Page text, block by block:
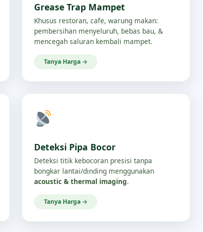
Grease Trap Mampet
Khusus restoran, cafe, warung makan:
pembersihan menyeluruh, bebas bau, &
mencegah saluran kembali mampet.
Tanya Harga →
Deteksi Pipa Bocor
Deteksi titik kebocoran presisi tanpa
bongkar lantai/dinding menggunakan
acoustic & thermal imaging.
Tanya Harga →